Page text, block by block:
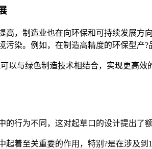
高，制造业也在向环保和可持续发展方
污染。例如，在制造高精度的环保型产
可以与绿色制造技术相结合，实现更高
的行为不同，这对起草口的设计提出了
起着至关重要的作用，特别?是在涉及